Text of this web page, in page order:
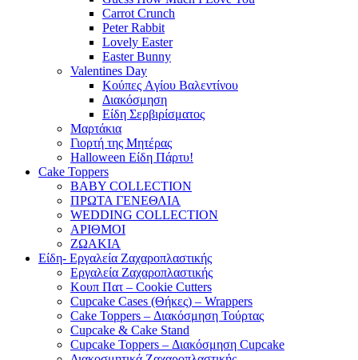
Carrot Crunch
Peter Rabbit
Lovely Easter
Easter Bunny
Valentines Day
Κούπες Aγίου Βαλεντίνου
Διακόσμηση
Είδη Σερβιρίσματος
Μαρτάκια
Γιορτή της Μητέρας
Halloween Είδη Πάρτυ!
Cake Toppers
BABY COLLECTION
ΠΡΩΤΑ ΓΕΝΕΘΛΙΑ
WEDDING COLLECTION
ΑΡΙΘΜΟΙ
ΖΩΑΚΙΑ
Είδη- Εργαλεία Ζαχαροπλαστικής
Εργαλεία Ζαχαροπλαστικής
Κουπ Πατ – Cookie Cutters
Cupcake Cases (Θήκες) – Wrappers
Cake Toppers – Διακόσμηση Τούρτας
Cupcake & Cake Stand
Cupcake Toppers – Διακόσμηση Cupcake